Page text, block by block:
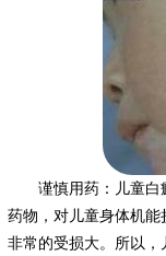
谨慎用药：儿童白
药物，对儿童身体机
非常的受损大。所以